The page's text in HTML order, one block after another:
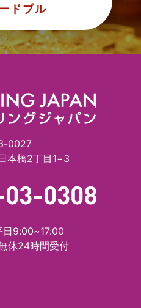
ドブル
0027
本橋2丁目1−3
日9:00~17:00
休24時間受付